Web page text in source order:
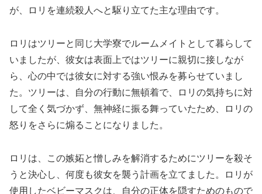
が、ロリを連続殺人へと駆り立てた主な理由です。
ロリはツリーと同じ大学寮でルームメイトとして暮らして
いましたが、彼女は表面上ではツリーに親切に接しなが
ら、心の中では彼女に対する強い恨みを募らせていまし
た。ツリーは、自分の行動に無頓着で、ロリの気持ちに対
して全く気づかず、無神経に振る舞っていたため、ロリの
怒りをさらに煽ることになりました。
ロリは、この嫉妬と憎しみを解消するためにツリーを殺そ
うと決心し、何度も彼女を襲う計画を立てました。ロリが
使用したベビーマスクは、自分の正体を隠すためのもので